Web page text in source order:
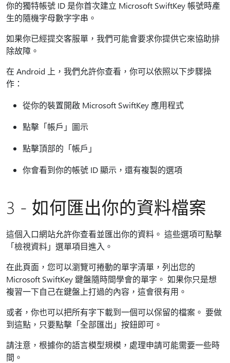
你的獨特帳號 ID 是你首次建立 Microsoft SwiftKey 帳號時產
生的隨機字母數字字串。
如果你已經提交客服單，我們可能會要求你提供它來協助排
除故障。
在 Android 上，我們允許你查看，你可以依照以下步驟操
作：
從你的裝置開啟 Microsoft SwiftKey 應用程式
點擊「帳戶」圖示
點擊頂部的「帳戶」
你會看到你的帳號 ID 顯示，還有複製的選項
3 - 如何匯出你的資料檔案
這個入口網站允許你查看並匯出你的資料。 這些選項可點擊
「檢視資料」選單項目進入。
在此頁面，您可以瀏覽可捲動的單字清單，列出您的
Microsoft SwiftKey 鍵盤隨時間學會的單字。 如果你只是想
複習一下自己在鍵盤上打過的內容，這會很有用。
或者，你也可以把所有字下載到一個可以保留的檔案。 要做
到這點，只要點擊「全部匯出」按鈕即可。
請注意，根據你的語言模型規模，處理申請可能需要一些時
間。